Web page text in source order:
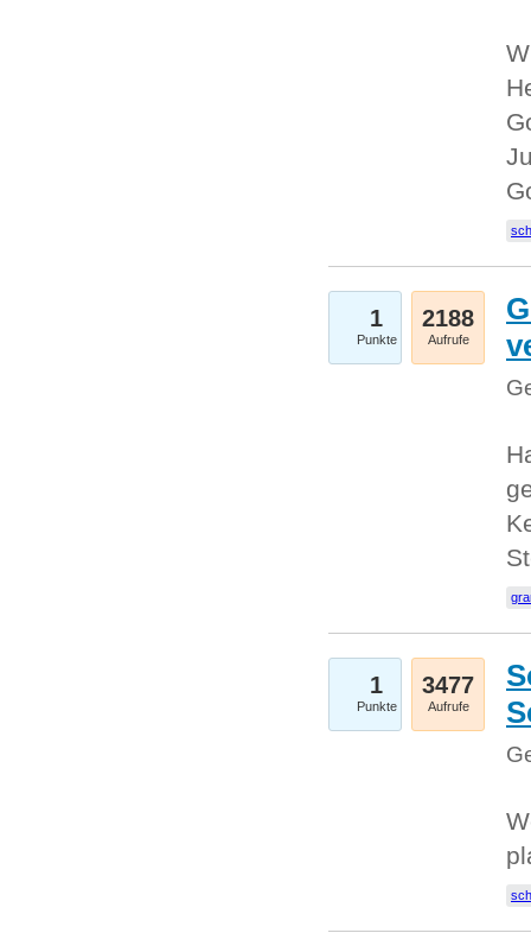
1
Punkte
2188
Aufrufe
1
Punkte
3477
Aufrufe